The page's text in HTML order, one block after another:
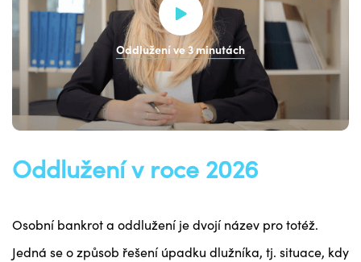
Oddlužení ve 3 minutách
Oddlužení v roce 2026
Osobní bankrot a oddlužení je dvojí název pro totéž.
Jedná se o způsob řešení úpadku dlužníka, tj. situace, kdy